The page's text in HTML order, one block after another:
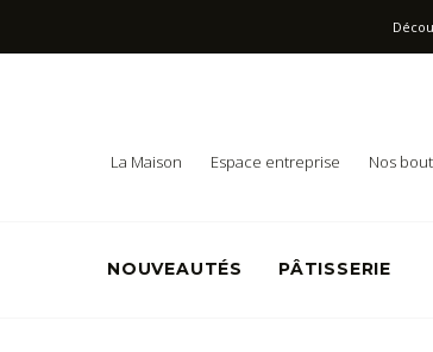
La Maison Espace entreprise Nos
NOUVEAUTÉS PÂTISSERIE